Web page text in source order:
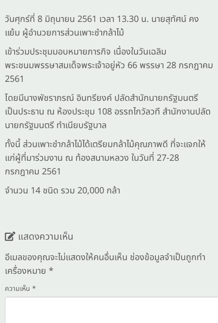
วันศุกร์ที่ 8 มิถุนายน 2561 เวลา 13.30 น. นายสุทัศน์ คง
แย้ม ผู้อำนวยการส่วนเพาะชำกล้าไม้
เข้าร่วมประชุมมอบหมายภารกิจ เนื่องในวันเฉลิม
พระชนมพรรษาสมเด็จพระเจ้าอยู่หัว 66 พรรษา 28 กรกฎาคม
2561
โดยมีนางพัชราภรณ์ อินทรียงค์ ปลัดสำนักนายกรัฐมนตรี
เป็นประธาน ณ ห้องประชุม 108 อรรถไกวัลวที สำนักงานปลัด
นายกรัฐมนตรี ทำเนียบรัฐบาล
ทั้งนี้ ส่วนเพาะชำกล้าไม้ได้เตรียมกล้าไม้คุณภาพดี ที่จะแจกให้
แก่ผู้ที่มาร่วมงาน ณ ท้องสนามหลวง ในวันที่ 27-28
กรกฎาคม 2561
จำนวน 14 ชนิด รวม 20,000 กล้า
แสดงความเห็น
อีเมลของคุณจะไม่แสดงให้คนอื่นเห็น ช่องข้อมูลจำเป็นถูกทำ
เครื่องหมาย *
ความเห็น *